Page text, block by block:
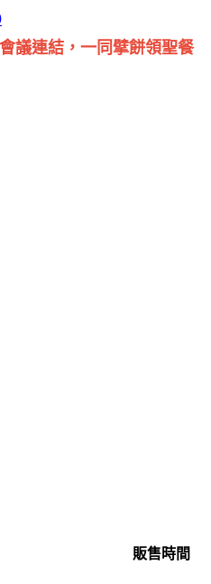
議連結，一同擘餅領聖餐
販售時間